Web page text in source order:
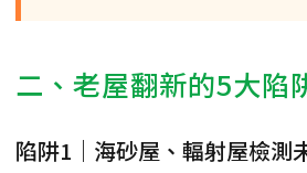
二、老屋翻新的5大陷
陷阱1｜海砂屋、輻射屋檢測